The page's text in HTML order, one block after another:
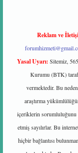
Reklam ve
Yasal Uyarı: Sitemiz,
Kurumu (BTK)
vermektedir. Bu
araştırma
içeriklerin sorumluluğunu
etmiş sayılırlar. Bu
hiçbir bağlantısı